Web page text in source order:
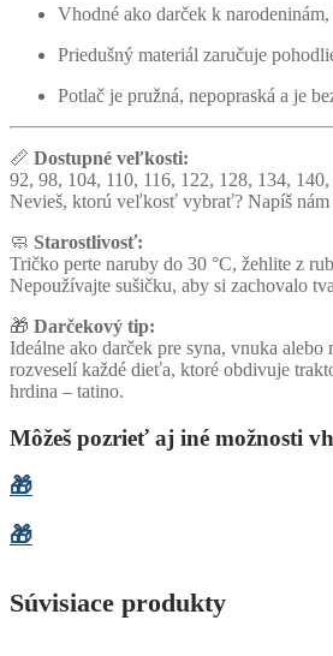
Vhodné ako darček k
Priedušný materiál zaručuje
Potlač je pružná, nepopraská a je
📏 Dostupné veľkosti:
92, 98, 104, 110, 116, 122, 128, 134,
Nevieš, ktorú veľkosť vybrať? Napíš nám
🧼 Starostlivosť:
Tričko perte naruby do 30 °C, žehlite z
Nepoužívajte sušičku, aby si zachovalo
🎁 Darčekový tip:
Ideálne ako darček pre syna, vnuka alebo
rozveselí každé dieťa, ktoré obdivuje
hrdina – tatino.
Môžeš pozrieť aj iné možnosti
🎁
🎁
Súvisiace produkty